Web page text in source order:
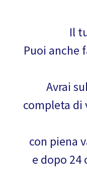
Il
Puoi anche
Avrai
completa di
con piena
e dopo 24